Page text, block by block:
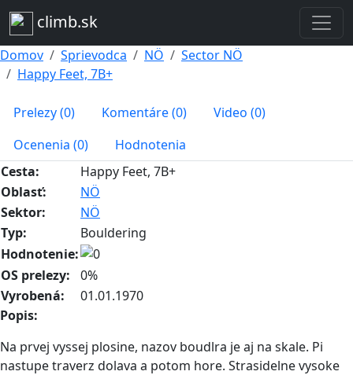
climb.sk
Domov Sprievodca NÖ
Sector NÖ
Happy Feet, 7B+
Prelezy (0) Komentáre (0)
Video (0)
Ocenenia (0)
Hodnotenia
Cesta:
Happy Feet, 7B+
Oblasť:
NÖ
Sektor:
NÖ
Typ:
Bouldering
Hodnotenie:
OS prelezy:
0%
Vyrobená:
01.01.1970
Popis:
Na prvej vyssej plosine, nazov boudlra je aj na skale. Pi
nastupe traverz dolava a potom hore. Strasidelne vysoke